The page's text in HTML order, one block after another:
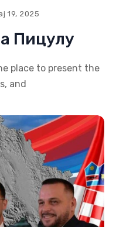
19, 2025
Пицулу
place to present the
and